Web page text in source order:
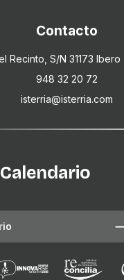
Contacto
Recinto, S/N 31173 Ibero
948 32 20 72
isterria@isterria.com
Calendario